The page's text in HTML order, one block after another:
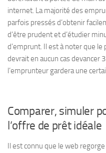
internet. La majorité des
parfois pressés d’obtenir
d’être prudent et d’étudier
d’emprunt. Il est à noter que
devrait en aucun cas devancer
l’emprunteur gardera une
Comparer, simuler
l’offre de prêt idéale
Il est connu que le web